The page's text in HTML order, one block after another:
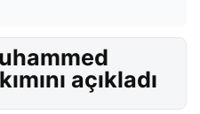
açıkladı